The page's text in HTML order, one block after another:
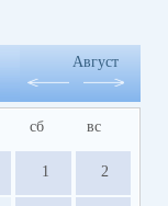
Август
сб вс
1 2